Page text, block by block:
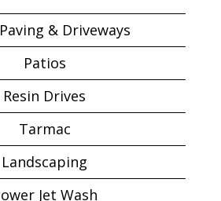
& Driveways
Patios
Resin Drives
Tarmac
Landscaping
Jet Wash